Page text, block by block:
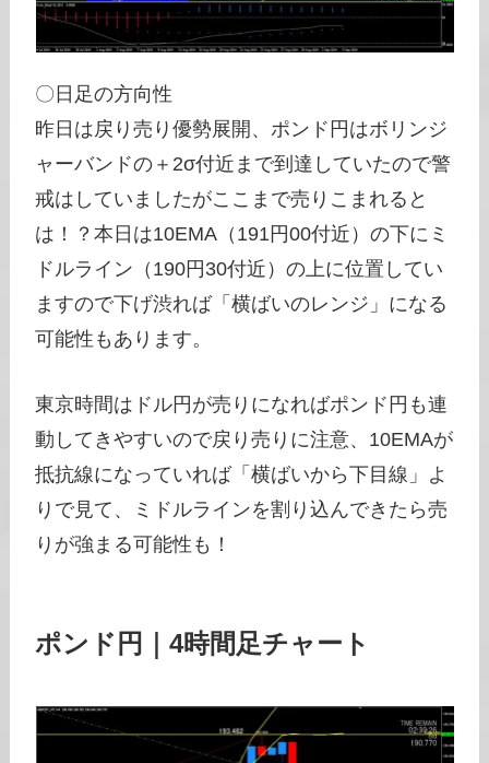
〇日足の方向性
昨日は戻り売り優勢展開、ポンド円はボリンジ
ャーバンドの＋2σ付近まで到達していたので警
戒はしていましたがここまで売りこまれると
は！？本日は10EMA（191円00付近）の下にミ
ドルライン（190円30付近）の上に位置してい
ますので下げ渋れば「横ばいのレンジ」になる
可能性もあります。
東京時間はドル円が売りになればポンド円も連
動してきやすいので戻り売りに注意、10EMAが
抵抗線になっていれば「横ばいから下目線」よ
りで見て、ミドルラインを割り込んできたら売
りが強まる可能性も！
ポンド円｜4時間足チャート